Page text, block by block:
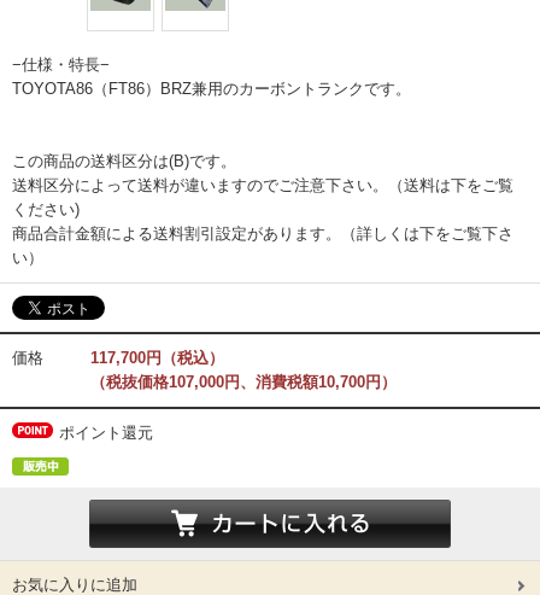
−仕様・特長−
TOYOTA86（FT86）BRZ兼用のカーボントランクです。
この商品の送料区分は(B)です。
送料区分によって送料が違いますのでご注意下さい。（送料は下をご覧
ください)
商品合計金額による送料割引設定があります。（詳しくは下をご覧下さ
い）
価格
117,700円（税込）
（税抜価格107,000円、消費税額10,700円）
ポイント還元
お気に入りに追加